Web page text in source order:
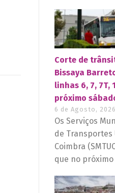
Corte de
Bissaya
linhas 6, 7, 7T,
próximo
6 de Agosto, 2026
Os Serviços
de Transportes
Coimbra
que no próximo